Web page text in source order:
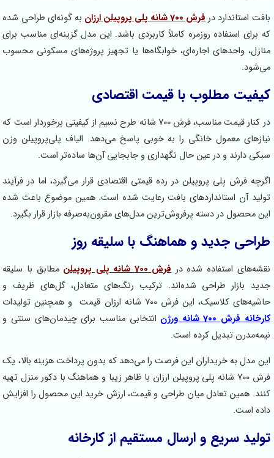
استاندارد درفرش 700 شانه پلی پروپیلن ارزان
به گونه‌ای طراحی شده
برای استفاده روزمره کاملاً کاربردی باشد. این مدل گزینه‌ای مناسب برای
واحدهای اجاره‌ای، خوابگاه‌ها یا تجهیز پروژه‌های مسکونی محسوب
مطلوب با قیمت اقتصادی
در کنار قیمت مناسب، فرش 700 شانه طرح نسیم از کیفیتی برخوردار است که
معمول خانگی را به خوبی پاسخ می‌دهد. الیاف پلی‌پروپیلن وزن
دارند و در عین حال نگهداری و جابجایی آن‌ها ساده‌تر است.
فرش پلی پروپیلن در رده قیمتی اقتصادی قرار می‌گیرد، اما در فرآیند
آن استانداردهای بافت رعایت شده است. همین موضوع باعث شده
محصول در دسته پرفروش‌ترین مدل‌های مقرون‌به‌صرفه بازار قرار بگیرد.
جدید و هماهنگ با سلیقه روز
استفاده شده درفرش 700 شانه پلی پروپیلن
مطابق با سلیقه
بازار طراحی شده‌اند. ترکیب رنگ‌های متعادل، گل‌های ظریف و
کلاسیک، این فرش 700 شانه ارزان قیمت و همچنین تولیدات
فرش 700 شانه ورژن
انتخابی مناسب برای چیدمان‌های سنتی و
تبدیل کرده است.
مدل به خریداران این فرصت را می‌دهد که بدون پرداخت هزینه بالا، یک
فرش 700 شانه پلی پروپیلن ارزان با ظاهر زیبا و هماهنگ با دکور منزل تهیه
همین تعادل میان طراحی و قیمت، ارزش خرید این محصول را افزایش
است.
سریع و ارسال مستقیم از کارخانه